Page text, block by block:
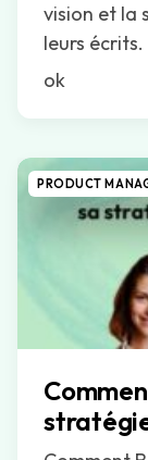
vision et la
leurs écrits.
ok
PRODUCT